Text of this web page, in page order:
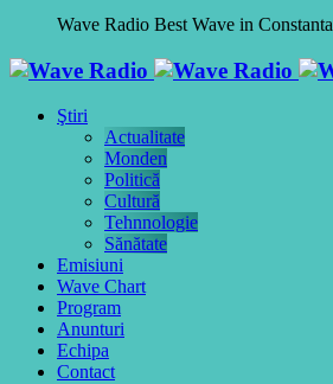
Wave Radio Best Wave in Constanta
Ştiri
Actualitate
Monden
Politică
Cultură
Tehnnologie
Sănătate
Emisiuni
Wave Chart
Program
Anunturi
Echipa
Contact